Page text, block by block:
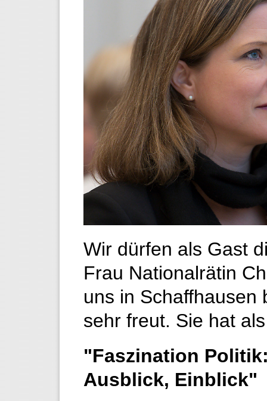
Wir dürfen als Gast
Frau Nationalrätin
uns in Schaffhausen
sehr freut. Sie hat
"Faszination
Ausblick, Einblick"